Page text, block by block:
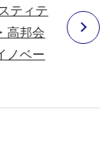
ティテ
高邦会
ノベー